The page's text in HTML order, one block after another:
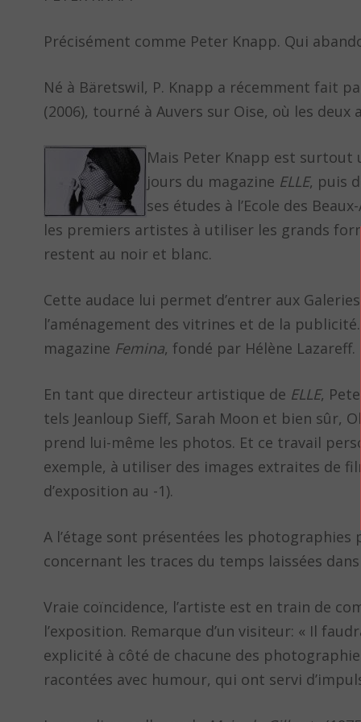
Précisément comme Peter Knapp. Qui
Né à Bäretswil, P. Knapp a récemment fait
(2006), tourné à Auvers sur Oise, où les deux
Mais Peter Knapp est surtout
jours du magazine ELLE, puis
ses études à l’Ecole des
les premiers artistes à utiliser les grands
restent au noir et blanc.
Cette audace lui permet d’entrer aux
l’aménagement des vitrines et de la
magazine Femina, fondé par Hélène
En tant que directeur artistique de ELLE,
tels Jeanloup Sieff, Sarah Moon et bien sûr,
prend lui-même les photos. Et ce travail
exemple, à utiliser des images extraites de
d’exposition au -1).
A l’étage sont présentées les photographies
concernant les traces du temps laissées
Vraie coïncidence, l’artiste est en train de
l’exposition. Remarque d’un visiteur: « Il
explicité à côté de chacune des
racontées avec humour, qui ont servi